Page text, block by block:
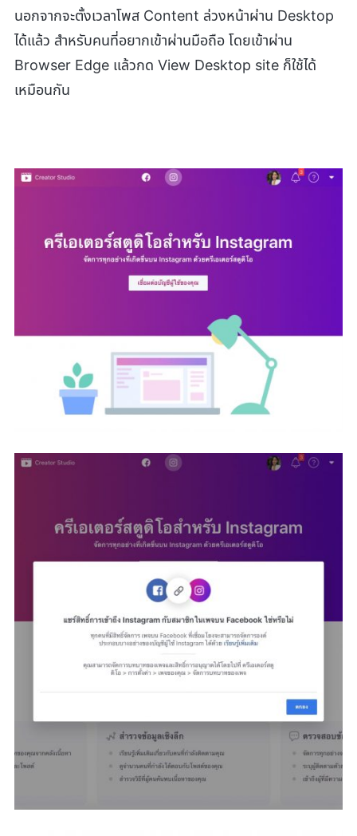
นอกจากจะตั้งเวลาโพส Content ล่วงหน้าผ่าน Desktop
ได้แล้ว สำหรับคนที่อยากเข้าผ่านมือถือ โดยเข้าผ่าน
Browser Edge แล้วกด View Desktop site ก็ใช้ได้
เหมือนกัน